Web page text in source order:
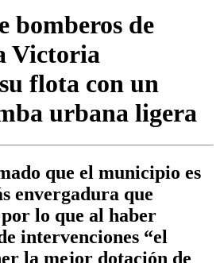
bomberos de
Victoria
flota con un
urbana ligera
que el municipio es
envergadura que
lo que al haber
intervenciones “el
la mejor dotación de